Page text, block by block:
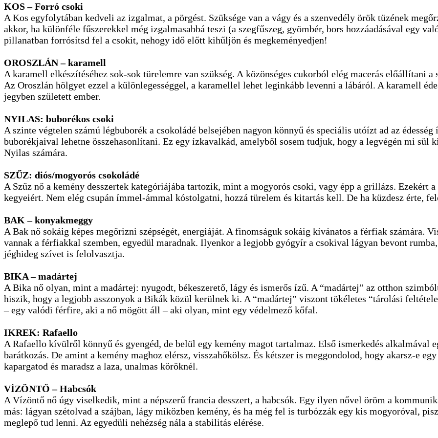
KOS – Forró csoki
A Kos egyfolytában kedveli az izgalmat, a pörgést. Szüksége van a vágy és a szenvedély örök tüzének
akkor, ha különféle fűszerekkel még izgalmasabbá teszi (a szegfűszeg, gyömbér, bors hozzáadásával egy
pillanatban forrósítsd fel a csokit, nehogy idő előtt kihűljön és megkeményedjen!
OROSZLÁN – karamell
A karamell elkészítéséhez sok-sok türelemre van szükség. A közönséges cukorból elég macerás előállítani
Az Oroszlán hölgyet ezzel a különlegességgel, a karamellel lehet leginkább levenni a lábáról. A karamell
jegyben született ember.
NYILAS: buborékos csoki
A szinte végtelen számú légbuborék a csokoládé belsejében nagyon könnyű és speciális utóízt ad az
buborékjaival lehetne összehasonlítani. Ez egy ízkavalkád, amelyből sosem tudjuk, hogy a legvégén mi sül
Nyilas számára.
SZŰZ: diós/mogyorós csokoládé
A Szűz nő a kemény desszertek kategóriájába tartozik, mint a mogyorós csoki, vagy épp a grillázs. Ezekért
kegyeiért. Nem elég csupán ímmel-ámmal kóstolgatni, hozzá türelem és kitartás kell. De ha küzdesz érte,
BAK – konyakmeggy
A Bak nő sokáig képes megőrizni szépségét, energiáját. A finomságuk sokáig kívánatos a férfiak számára.
vannak a férfiakkal szemben, egyedül maradnak. Ilyenkor a legjobb gyógyír a csokival lágyan bevont
jéghideg szívet is felolvasztja.
BIKA – madártej
A Bika nő olyan, mint a madártej: nyugodt, békeszerető, lágy és ismerős ízű. A “madártej” az otthon
hiszik, hogy a legjobb asszonyok a Bikák közül kerülnek ki. A “madártej” viszont tökéletes “tárolási
– egy valódi férfire, aki a nő mögött áll – aki olyan, mint egy védelmező kőfal.
IKREK: Rafaello
A Rafaello kívülről könnyű és gyengéd, de belül egy kemény magot tartalmaz. Első ismerkedés alkalmával
barátkozás. De amint a kemény maghoz elérsz, visszahőkölsz. És kétszer is meggondolod, hogy akarsz-e
kapargatod és maradsz a laza, unalmas köröknél.
VÍZÖNTŐ – Habcsók
A Vízöntő nő úgy viselkedik, mint a népszerű francia desszert, a habcsók. Egy ilyen nővel öröm a
más: lágyan szétolvad a szájban, lágy miközben kemény, és ha még fel is turbózzák egy kis mogyoróval,
meglepő tud lenni. Az egyedüli nehézség nála a stabilitás elérése.